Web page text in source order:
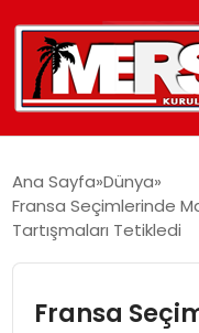
YAŞAM
Ana Sayfa Dünya
Fransa Seçimlerinde
Tartışmaları Tetikledi
Fransa